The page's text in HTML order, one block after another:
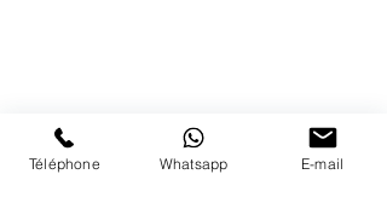
PAIEMENTS ACCEPTÉS
Téléphone Whatsapp E-mail